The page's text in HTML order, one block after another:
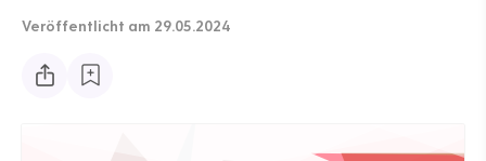
Veröffentlicht am 29.05.2024